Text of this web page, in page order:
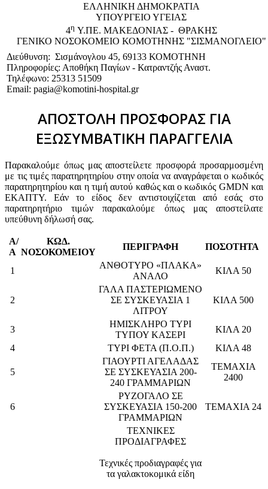
EΛΛΗΝΙΚΗ ΔΗΜΟΚΡΑΤΙΑ
ΥΠΟΥΡΓΕΙΟ ΥΓΕΙΑΣ
4η Υ.ΠΕ. ΜΑΚΕΔΟΝΙΑΣ - ΘΡΑΚΗΣ
ΓΕΝΙΚΟ NΟΣΟΚΟΜΕΙΟ ΚΟΜΟΤΗΝΗΣ "ΣΙΣΜΑΝΟΓΛΕΙΟ"
Διεύθυνση: Σισμάνογλου 45, 69133 ΚΟΜΟΤΗΝΗ
Πληροφορίες: Αποθήκη Παγίων - Κατραντζής Αναστ.
Τηλέφωνο: 25313 51509
Email: pagia@komotini-hospital.gr
ΑΠΟΣΤΟΛΗ ΠΡΟΣΦΟΡΑΣ ΓΙΑ
ΕΞΩΣΥΜΒΑΤΙΚΗ ΠΑΡΑΓΓΕΛΙΑ
Παρακαλούμε όπως μας αποστείλετε προσφορά προσαρμοσμένη
με τις τιμές παρατηρητηρίου στην οποία να αναγράφεται ο κωδικός
παρατηρητηρίου και η τιμή αυτού καθώς και ο κωδικός GMDN και
ΕΚΑΠΤΥ. Εάν το είδος δεν αντιστοιχίζεται από εσάς στο
παρατηρητήριο τιμών παρακαλούμε όπως μας αποστείλατε
υπεύθυνη δήλωσή σας.
Α/
Α
ΚΩΔ.
ΝΟΣΟΚΟΜΕΙΟΥ
ΠΕΡΙΓΡΑΦΗ ΠΟΣΟΤΗΤΑ
1
ΑΝΘΟΤΥΡΟ «ΠΛΑΚΑ»
ΑΝΑΛΟ
ΚΙΛΑ 50
2
ΓΑΛΑ ΠΑΣΤΕΡΙΩΜΕΝΟ
ΣΕ ΣΥΣΚΕΥΑΣΙΑ 1
ΛΙΤΡΟΥ
ΚΙΛΑ 500
3
ΗΜΙΣΚΛΗΡΟ ΤΥΡΙ
ΤΥΠΟΥ ΚΑΣΕΡΙ
ΚΙΛΑ 20
4
ΤΥΡΙ ΦΕΤΑ (Π.Ο.Π.) ΚΙΛΑ 48
5
ΓΙΑΟΥΡΤΙ ΑΓΕΛΑΔΑΣ
ΣΕ ΣΥΣΚΕΥΑΣΙΑ 200-
240 ΓΡΑΜΜΑΡΙΩΝ
ΤΕΜΑΧΙΑ
2400
6
ΡΥΖΟΓΑΛΟ ΣΕ
ΣΥΣΚΕΥΑΣΙΑ 150-200
ΓΡΑΜΜΑΡΙΩΝ
ΤΕΜΑΧΙΑ 24
ΤΕΧΝΙΚΕΣ
ΠΡΟΔΙΑΓΡΑΦΕΣ
Τεχνικές προδιαγραφές για
τα γαλακτοκομικά είδη